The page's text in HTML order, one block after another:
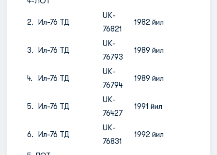
2. Ил-76 ТД
UK-
76821
1982 йил
3. Ил-76 ТД
UK-
76793
1989 йил
4. Ил-76 ТД
UK-
76794
1989 йил
5. Ил-76 ТД
UK-
76427
1991 йил
6. Ил-76 ТД
UK-
76831
1992 йил